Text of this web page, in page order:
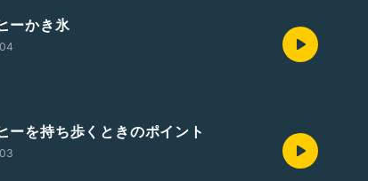
ーかき氷
ーを持ち歩くときのポイント